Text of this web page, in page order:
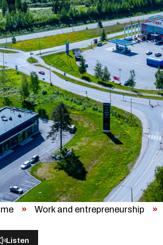
» Work and entrepreneurship »
Listen